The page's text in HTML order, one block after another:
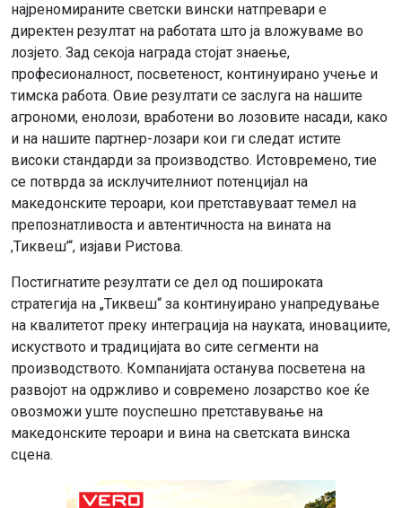
најреномираните светски вински натпревари е
директен резултат на работата што ја вложуваме во
лозјето. Зад секоја награда стојат знаење,
професионалност, посветеност, континуирано учење и
тимска работа. Овие резултати се заслуга на нашите
агрономи, енолози, вработени во лозовите насади, како
и на нашите партнер-лозари кои ги следат истите
високи стандарди за производство. Истовремено, тие
се потврда за исклучителниот потенцијал на
македонските тероари, кои претставуваат темел на
препознатливоста и автентичноста на вината на
,Тиквеш’“, изјави Ристова.
Постигнатите резултати се дел од пошироката
стратегија на „Тиквеш“ за континуирано унапредување
на квалитетот преку интеграција на науката, иновациите,
искуството и традицијата во сите сегменти на
производството. Компанијата останува посветена на
развојот на одржливо и современо лозарство кое ќе
овозможи уште поуспешно претставување на
македонските тероари и вина на светската винска
сцена.